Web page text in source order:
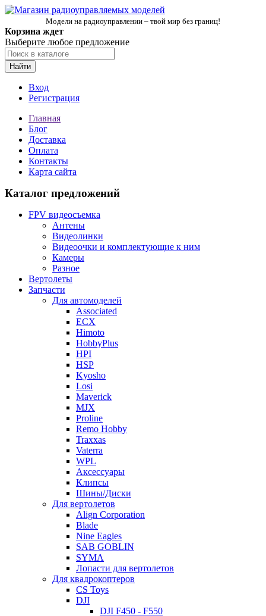
Модели на радиоуправлении – твой мир без границ!
Корзина ждет
Выберите любое предложение
Найти
Вход
Регистрация
Главная
Блог
Доставка
Оплата
Контакты
Карта сайта
Каталог предложений
FPV видеосъемка
Антены
Видеолинки
Видеоочки и комплектующие к ним
Камеры
Разное
Вертолеты
Запчасти
Для автомоделей
Associated
ECX
Himoto
HobbyPlus
HPI
HSP
Kyosho
Losi
Maverick
MJX
Proline
Remo Hobby
Traxxas
Vaterra
WPL
Аксессуары
Клипсы
Шины/Диски
Для вертолетов
Align Corporation
Blade
Nine Eagles
SAB GOBLIN
SYMA
Лопасти для вертолетов
Для квадрокоптеров
CS Toys
DJI
DJI F450 - F550